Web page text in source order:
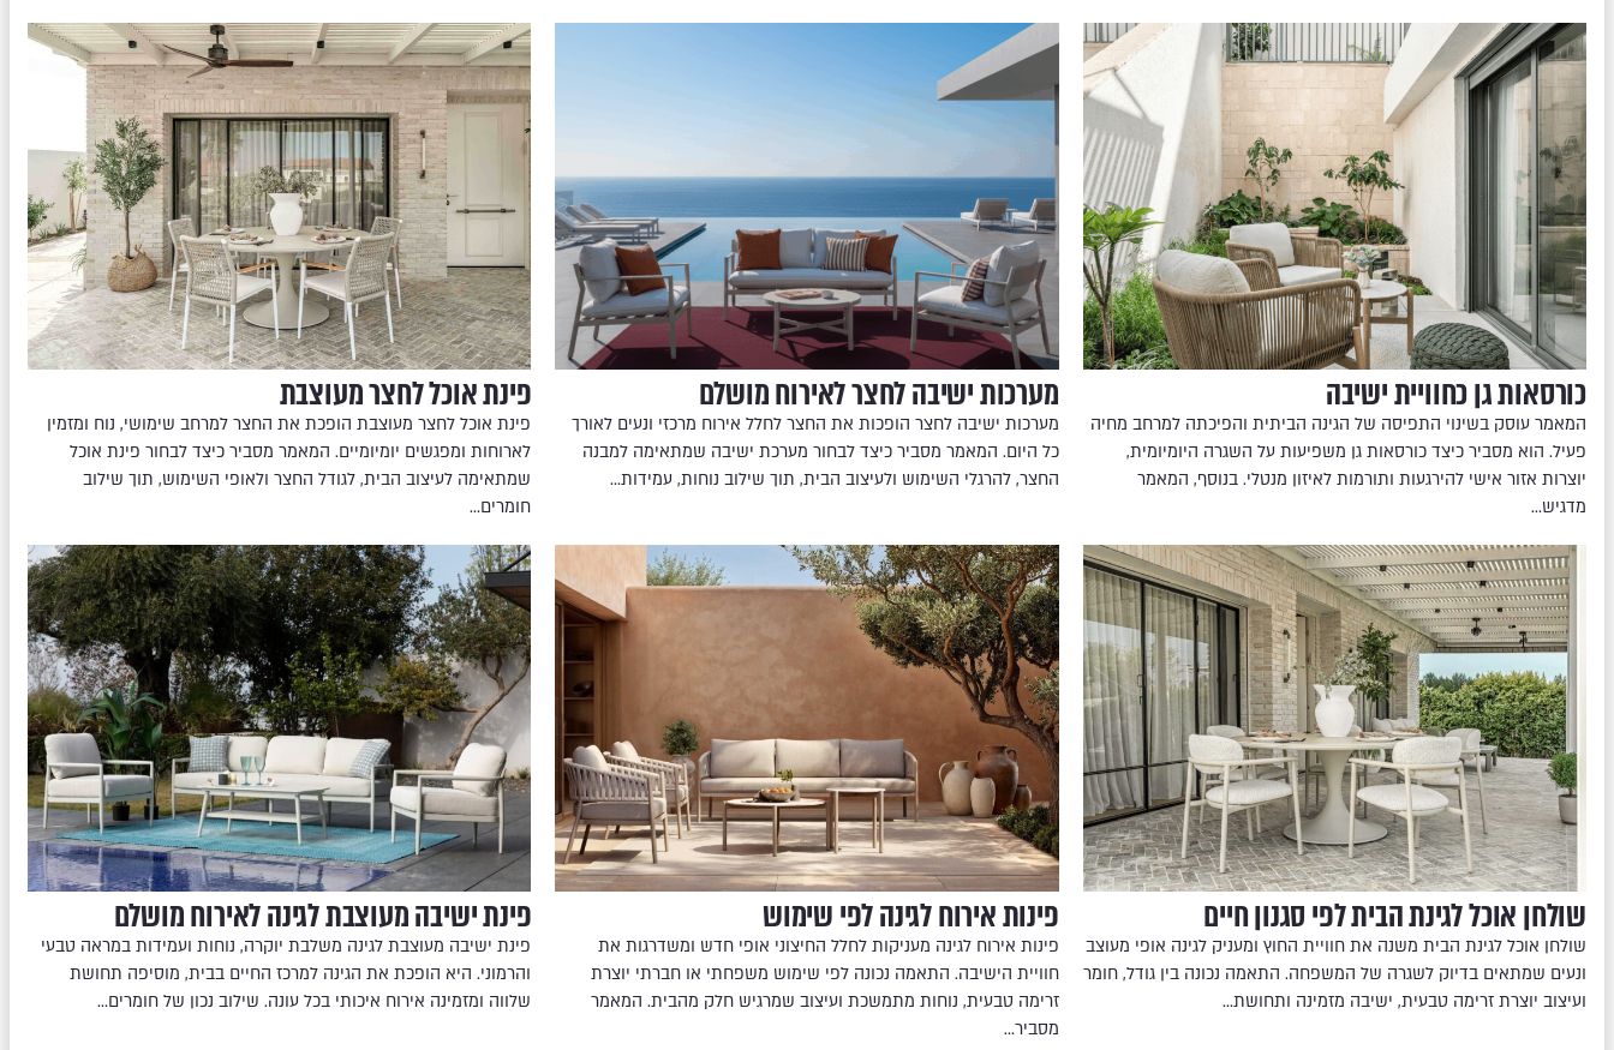
כורסאות גן כחוויית ישיבה
המאמר עוסק בשינוי התפיסה של הגינה הביתית והפיכתה למרחב מחיה
פעיל. הוא מסביר כיצד כורסאות גן משפיעות על השגרה היומיומית,
יוצרות אזור אישי להירגעות ותורמות לאיזון מנטלי. בנוסף, המאמר
מדגיש…
מערכות ישיבה לחצר לאירוח מושלם
מערכות ישיבה לחצר הופכות את החצר לחלל אירוח מרכזי ונעים לאורך
כל היום. המאמר מסביר כיצד לבחור מערכת ישיבה שמתאימה למבנה
החצר, להרגלי השימוש ולעיצוב הבית, תוך שילוב נוחות, עמידות…
פינת אוכל לחצר מעוצבת
פינת אוכל לחצר מעוצבת הופכת את החצר למרחב שימושי, נוח ומזמין
לארוחות ומפגשים יומיומיים. המאמר מסביר כיצד לבחור פינת אוכל
שמתאימה לעיצוב הבית, לגודל החצר ולאופי השימוש, תוך שילוב
חומרים…
שולחן אוכל לגינת הבית לפי סגנון חיים
שולחן אוכל לגינת הבית משנה את חוויית החוץ ומעניק לגינה אופי מעוצב
ונעים שמתאים בדיוק לשגרה של המשפחה. התאמה נכונה בין גודל, חומר
ועיצוב יוצרת זרימה טבעית, ישיבה מזמינה ותחושת…
פינות אירוח לגינה לפי שימוש
פינות אירוח לגינה מעניקות לחלל החיצוני אופי חדש ומשדרגות את
חוויית הישיבה. התאמה נכונה לפי שימוש משפחתי או חברתי יוצרת
זרימה טבעית, נוחות מתמשכת ועיצוב שמרגיש חלק מהבית. המאמר
מסביר…
פינת ישיבה מעוצבת לגינה לאירוח מושלם
פינת ישיבה מעוצבת לגינה משלבת יוקרה, נוחות ועמידות במראה טבעי
והרמוני. היא הופכת את הגינה למרכז החיים בבית, מוסיפה תחושת
שלווה ומזמינה אירוח איכותי בכל עונה. שילוב נכון של חומרים…